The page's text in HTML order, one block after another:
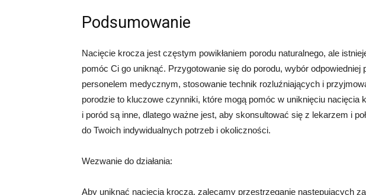
Podsumowanie
Nacięcie krocza jest częstym powikłaniem porodu naturalnego, ale
pomóc Ci go uniknąć. Przygotowanie się do porodu, wybór
personelem medycznym, stosowanie technik rozluźniających i
porodzie to kluczowe czynniki, które mogą pomóc w uniknięciu nacięcia
i poród są inne, dlatego ważne jest, aby skonsultować się z lekarzem i
do Twoich indywidualnych potrzeb i okoliczności.
Wezwanie do działania:
Aby uniknąć nacięcia krocza, zalecamy przestrzeganie następujących